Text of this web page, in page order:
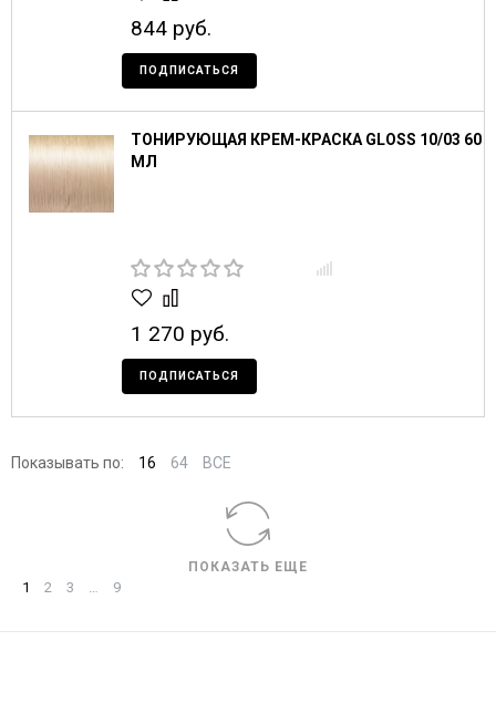
844 руб.
ПОДПИСАТЬСЯ
ТОНИРУЮЩАЯ КРЕМ-КРАСКА GLOSS 10/03 60
МЛ
1 270 руб.
ПОДПИСАТЬСЯ
Показывать по: 16 64 ВСЕ
ПОКАЗАТЬ ЕЩЕ
1 2 3 9